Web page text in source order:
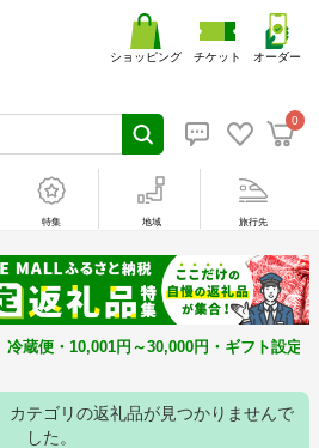
0
ショッピング チケット オーダー
特集 地域 旅行先
冷蔵便・10,001円～30,000円・ギフト設定
カテゴリの返礼品が見つかりませんで
した。